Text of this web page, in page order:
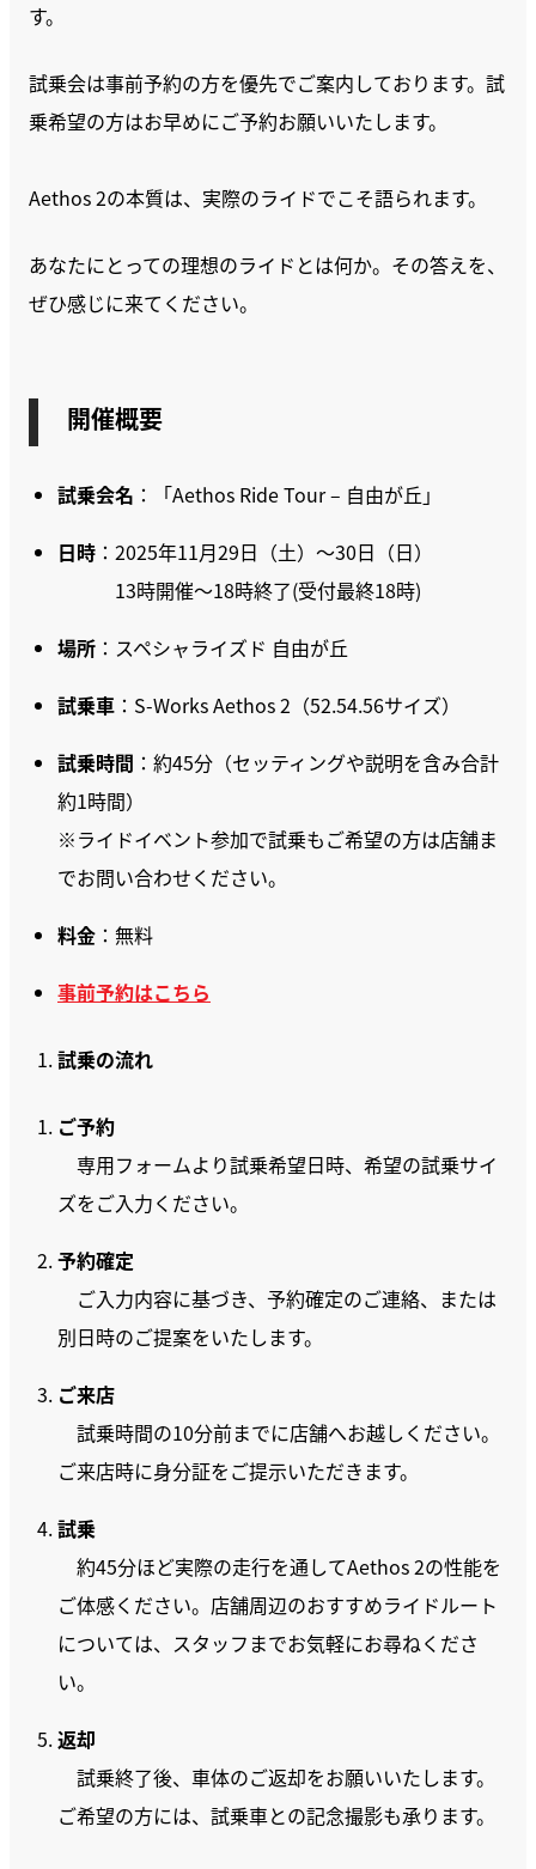
す。
試乗会は事前予約の方を優先でご案内しております。試
乗希望の方はお早めにご予約お願いいたします。
Aethos 2の本質は、実際のライドでこそ語られます。
あなたにとっての理想のライドとは何か。その答えを、
ぜひ感じに来てください。
開催概要
試乗会名 ：「Aethos Ride Tour – 自由が丘」
日時 ：2025年11月29日（土）～30日（日）
13時開催〜18時終了(受付最終18時)
場所 ：スペシャライズド 自由が丘
試乗車 ：S-Works Aethos 2（52.54.56サイズ）
試乗時間 ：約45分（セッティングや説明を含み合計
約1時間）
※ライドイベント参加で試乗もご希望の方は店舗ま
でお問い合わせください。
料金 ：無料
事前予約はこちら
試乗の流れ
ご予約
専用フォームより試乗希望日時、希望の試乗サイ
ズをご入力ください。
予約確定
ご入力内容に基づき、予約確定のご連絡、または
別日時のご提案をいたします。
ご来店
試乗時間の10分前までに店舗へお越しください。
ご来店時に身分証をご提示いただきます。
試乗
約45分ほど実際の走行を通してAethos 2の性能を
ご体感ください。店舗周辺のおすすめライドルート
については、スタッフまでお気軽にお尋ねくださ
い。
返却
試乗終了後、車体のご返却をお願いいたします。
ご希望の方には、試乗車との記念撮影も承ります。